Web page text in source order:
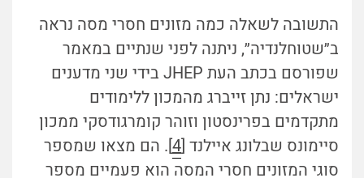
התשובה לשאלה כמה מזונים חסרי מסה נראה
ב״שטוחלנדיה״, ניתנה לפני שנתיים במאמר
שפורסם בכתב העת JHEP בידי שני מדענים
ישראלים: נתן זייברג מהמכון ללימודים
מתקדמים בפרינסטון וזוהר קומרגודסקי ממכון
סיימונס שבלונג איילנד [4]. הם מצאו שמספר
סוגי המזונים חסרי המסה הוא פעמיים מספר